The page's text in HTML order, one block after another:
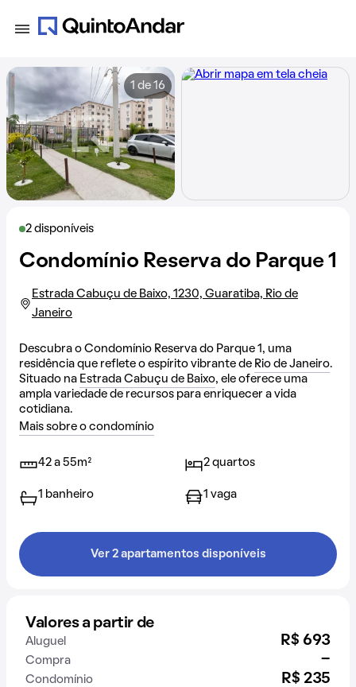
2 disponíveis
Condomínio Reserva do Parque 1
Estrada Cabuçu de Baixo, 1230, Guaratiba, Rio de
Janeiro
Descubra o Condomínio Reserva do Parque 1, uma
residência que reflete o espírito vibrante de Rio de Janeiro.
Situado na Estrada Cabuçu de Baixo, ele oferece uma
ampla variedade de recursos para enriquecer a vida
cotidiana.
Mais sobre o condomínio
42 a 55m² 2 quartos
1 banheiro 1 vaga
Ver 2 apartamentos disponíveis
Valores a partir de
Aluguel R$ 693
Compra -
Condomínio R$ 235
1 de 16